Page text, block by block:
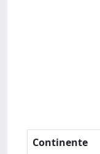
Continente